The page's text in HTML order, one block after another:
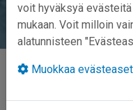
UUTISET
Etusivu Uutiset
voit hyväksyä
mukaan. Voit milloin
alatunnisteen
Muokkaa